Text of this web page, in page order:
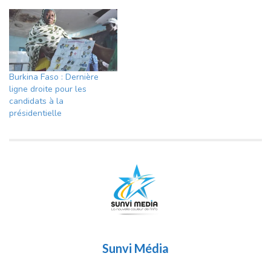
Burkina Faso : Dernière
ligne droite pour les
candidats à la
présidentielle
Sunvi Média